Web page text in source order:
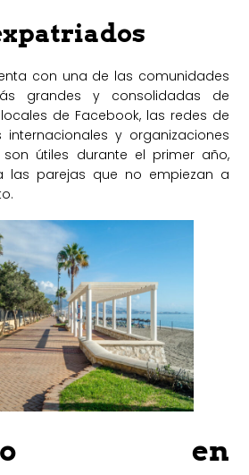
con una de las comunidades
grandes y consolidadas de
de Facebook, las redes de
y organizaciones
son útiles durante el primer año,
las parejas que no empiezan a
en